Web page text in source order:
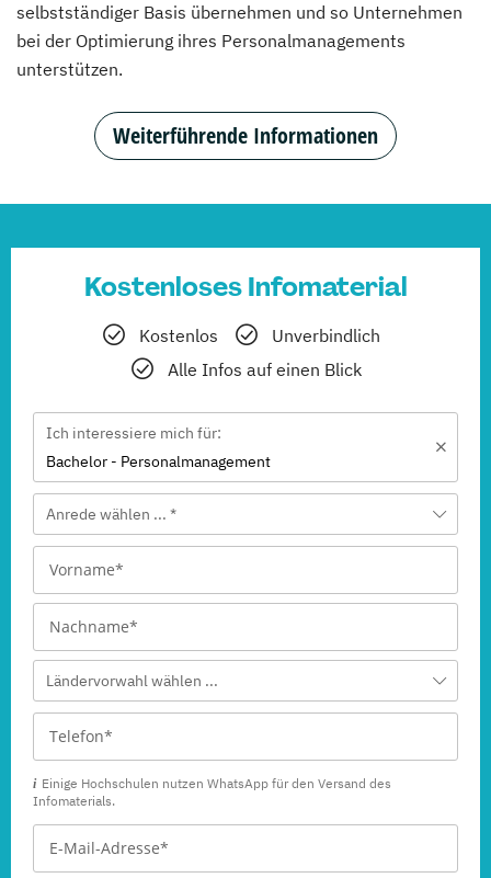
selbstständiger Basis übernehmen und so Unternehmen
bei der Optimierung ihres Personalmanagements
unterstützen.
Weiterführende Informationen
Kostenloses Infomaterial
Kostenlos
Unverbindlich
Alle Infos auf einen Blick
Ich interessiere mich für:
Bachelor - Personalmanagement
Anrede wählen ... *
Ländervorwahl wählen ...
Einige Hochschulen nutzen WhatsApp für den Versand des
Infomaterials.